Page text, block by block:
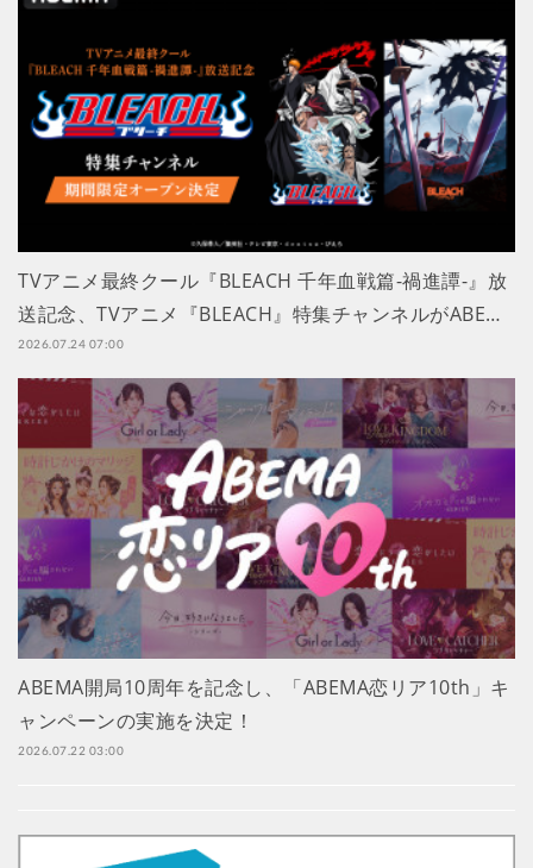
TVアニメ最終クール『BLEACH 千年血戦篇-禍進譚-』放
送記念、TVアニメ『BLEACH』特集チャンネルがABE…
2026.07.24 07:00
ABEMA開局10周年を記念し、「ABEMA恋リア10th」キ
ャンペーンの実施を決定！
2026.07.22 03:00